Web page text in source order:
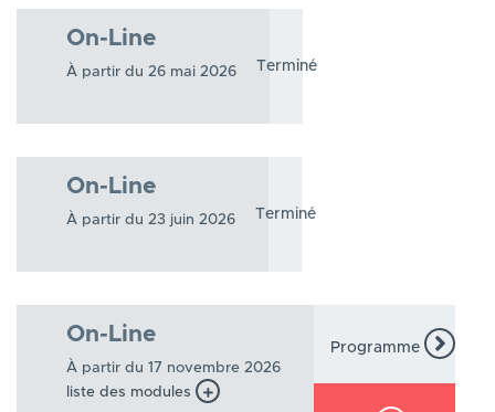
On-Line
À partir du 26 mai 2026 Terminé
On-Line
À partir du 23 juin 2026 Terminé
On-Line
À partir du 17 novembre 2026
liste des modules
Programme